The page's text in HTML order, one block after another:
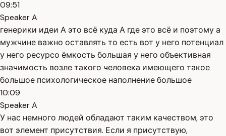
09:51
Speaker A
генерики идеи А это всё куда А где это всё и поэтому а
мужчине важно оставлять то есть вот у него потенциал
у него ресурсо ёмкость большая у него объективная
значимость возле такого человека имеющего такое
большое психологическое наполнение большое
10:09
Speaker A
У нас немного людей обладают таким качеством, это
вот элемент присутствия. Если я присутствую,